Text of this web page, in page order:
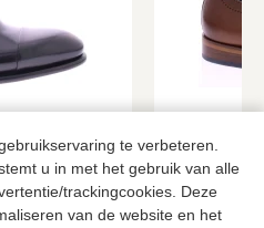
te verbeteren.
u in met het gebruik van alle
trackingcookies. Deze
van de website en het
Daniel
Cognac
149,95